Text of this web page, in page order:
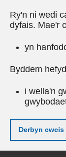
Ry'n ni wedi
dyfais. Mae'r
yn
Byddem
i wella'n
Derbyn cwcis